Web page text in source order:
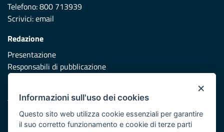
Telefono: 800 713939
Scrivici:email
Redazione
Presentazione
Responsabili di pubblicazione
Vai al sito di Protezione Civile Puglia
Iniziativa finanziata con risorse del POR Puglia 2014/2020 -
×
Informazioni sull'uso dei cookies
Questo sito web utilizza cookie essenziali per garantire
il suo corretto funzionamento e cookie di terze parti